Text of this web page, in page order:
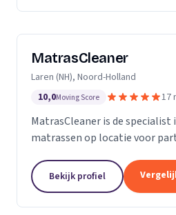
MatrasCleaner
Laren (NH), Noord-Holland
10,0Moving Score 17
MatrasCleaner is de
matrassen op locatie voor
desinfectie van de matrassen
Bekijk profiel